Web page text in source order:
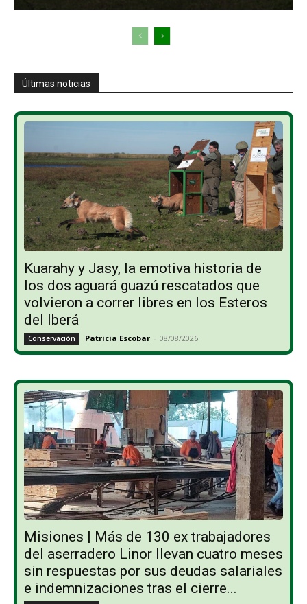
Últimas noticias
Kuarahy y Jasy, la emotiva historia de
los dos aguará guazú rescatados que
volvieron a correr libres en los Esteros
del Iberá
Conservación Patricia Escobar - 08/08/2026
Misiones | Más de 130 ex trabajadores
del aserradero Linor llevan cuatro meses
sin respuestas por sus deudas salariales
e indemnizaciones tras el cierre...